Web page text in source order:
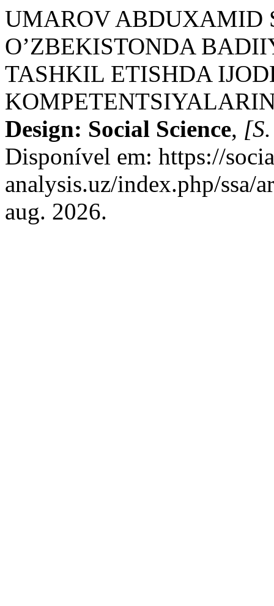
UMAROV ABDUXAMID
O’ZBEKISTONDA
TASHKIL ETISHDA
Design: Social Science,
Disponível em: https://
analysis.uz/index.php/ssa/
aug. 2026.